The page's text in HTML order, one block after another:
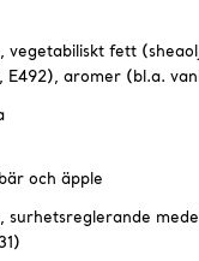
vegetabiliskt fett
E492), aromer (bl.a.
och äpple
surhetsreglerande